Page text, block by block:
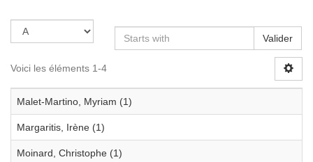
Valider
Voici les éléments 1-4
Malet-Martino, Myriam (1)
Margaritis, Irène (1)
Moinard, Christophe (1)